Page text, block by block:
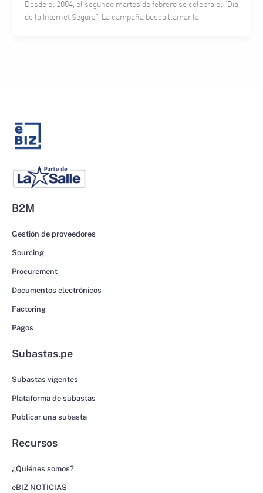
Desde el 2004, el segundo martes de febrero se celebra el “Día
de la Internet Segura”. La campaña busca llamar la
B2M
Gestión de proveedores
Sourcing
Procurement
Documentos electrónicos
Factoring
Pagos
Subastas.pe
Subastas vigentes
Plataforma de subastas
Publicar una subasta
Recursos
¿Quiénes somos?
eBIZ NOTICIAS